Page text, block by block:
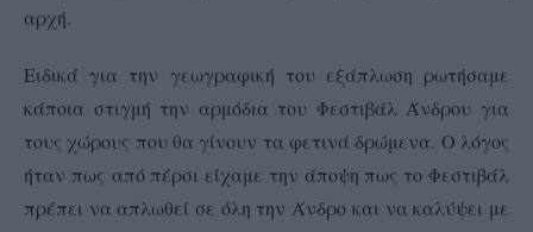
αρχή.
Ειδικά για την γεωγραφική του εξάπλωση ρωτήσαμε
κάποια στιγμή την αρμόδια του Φεστιβάλ Άνδρου για
τους χώρους που θα γίνουν τα φετινά δρώμενα. Ο λόγος
ήταν πως από πέρσι είχαμε την άποψη πως το Φεστιβάλ
πρέπει να απλωθεί σε όλη την Άνδρο και να καλύψει με